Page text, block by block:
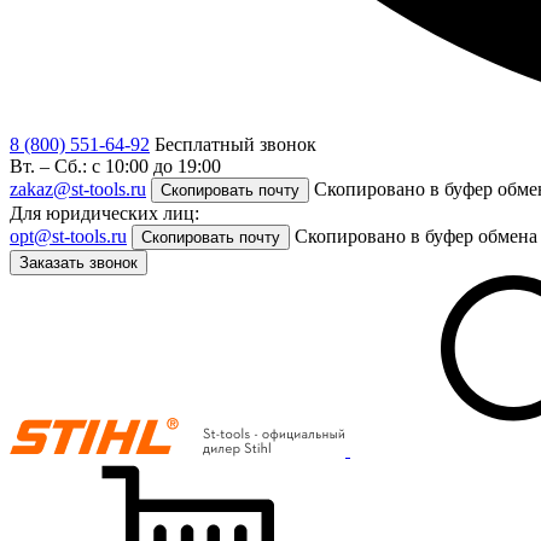
8 (800) 551-64-92 Бесплатный звонок
Вт. – Сб.: с 10:00 до 19:00
zakaz@st-tools.ru
Скопировать почту
Скопировано в буфер
Для юридических лиц:
opt@st-tools.ru
Скопировать почту Скопировано в буфер обмена
Заказать звонок